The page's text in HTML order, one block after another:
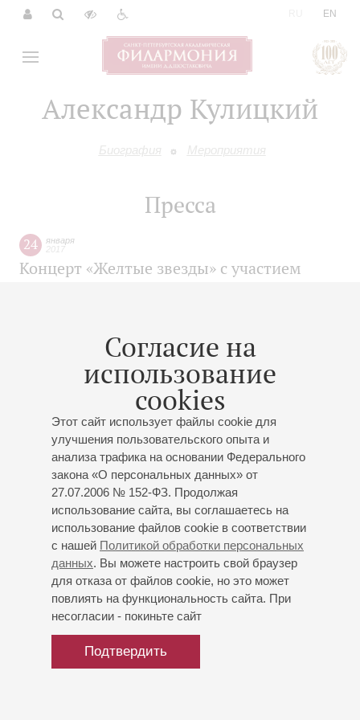
EN
Александр Кулицкий
Биография Мероприятия
Согласие на
использование
cookies
Этот сайт использует файлы cookie для
улучшения пользовательского опыта и
анализа трафика на основании Федерального
закона «О персональных данных» от
27.07.2006 № 152-ФЗ. Продолжая
использование сайта, вы соглашаетесь на
использование файлов cookie в соответствии
с нашей Политикой обработки персональных
данных. Вы можете настроить свой браузер
для отказа от файлов cookie, но это может
повлиять на функциональность сайта. При
несогласии - покиньте сайт
Подтвердить
Пресса
24
января
2017
Концерт «Желтые звезды» с участием